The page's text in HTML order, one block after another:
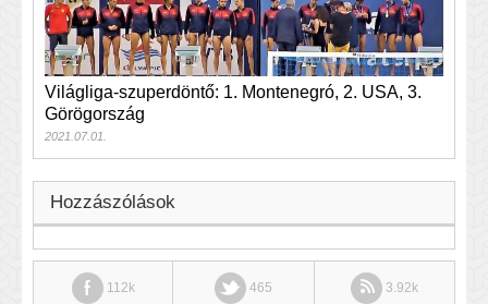
Világliga-szuperdöntő: 1. Montenegró, 2. USA, 3.
Görögország
2021.07.01.
Hozzászólások
112k 465 3.92k